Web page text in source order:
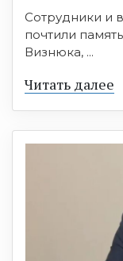
Сотрудники и
почтили
Визнюка, ...
Читать далее